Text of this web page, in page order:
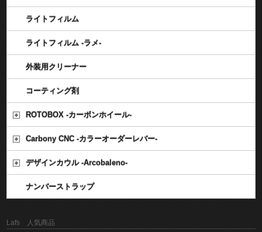
ライトフィルム
ライトフィルム -ラメ-
外装用クリーナー
コーティング剤
ROTOBOX -カーボンホイール-
Carbony CNC -カラーオーダーレバー-
デザインカウル -Arcobaleno-
ナンバーストラップ
Lafs 人気商品